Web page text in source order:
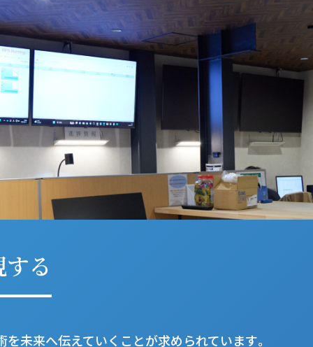
る
未来へ伝えていくことが求められています｡